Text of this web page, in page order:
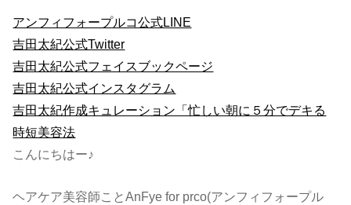
アンフィフォープルコ公式LINE
吉田太紀公式Twitter
吉田太紀公式フェイスブックページ
吉田太紀公式インスタグラム
吉田太紀作成キュレーション「忙しい朝に５分でデキる
時短美容法
こんにちはー♪
ヘアケア美容師ことAnFye for prco(アンフィフォープル